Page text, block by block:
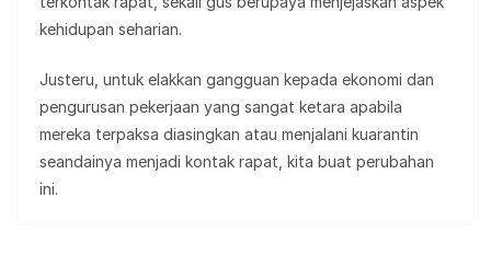
kehidupan seharian.
Justeru, untuk elakkan gangguan kepada ekonomi dan
pengurusan pekerjaan yang sangat ketara apabila
mereka terpaksa diasingkan atau menjalani kuarantin
seandainya menjadi kontak rapat, kita buat perubahan
ini.